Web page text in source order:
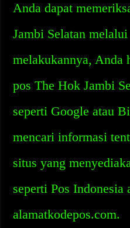
Anda dapat
Jambi Selatan
melakukannya, Anda
pos The Hok Jambi
seperti Google atau
mencari informasi
situs yang
seperti Pos Indonesia
alamatkodepos.com.